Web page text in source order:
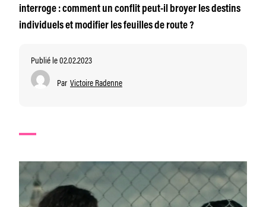
interroge : comment un conflit peut-il broyer les destins
individuels et modifier les feuilles de route ?
Publié le 02.02.2023
Par Victoire Radenne